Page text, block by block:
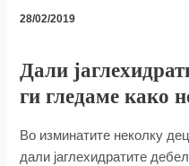
28/02/2019
Дали
ги гледаме како
Во изминатите неколку
дали јаглехидратите